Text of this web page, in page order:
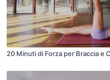
20 Minuti di Forza per Braccia e